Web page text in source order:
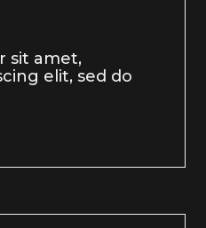
sit amet,
elit, sed do